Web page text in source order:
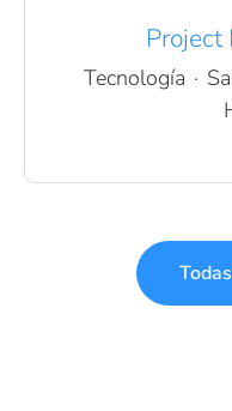
Project
Tecnología ·